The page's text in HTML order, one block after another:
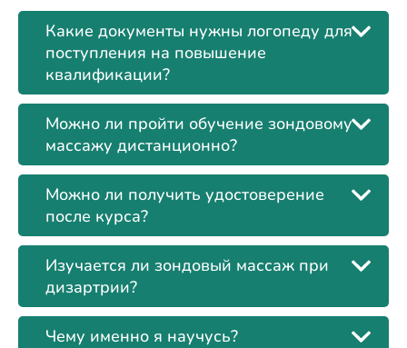
Какие документы нужны логопеду для
поступления на повышение
квалификации?
Можно ли пройти обучение зондовому
массажу дистанционно?
Можно ли получить удостоверение
после курса?
Изучается ли зондовый массаж при
дизартрии?
Чему именно я научусь?